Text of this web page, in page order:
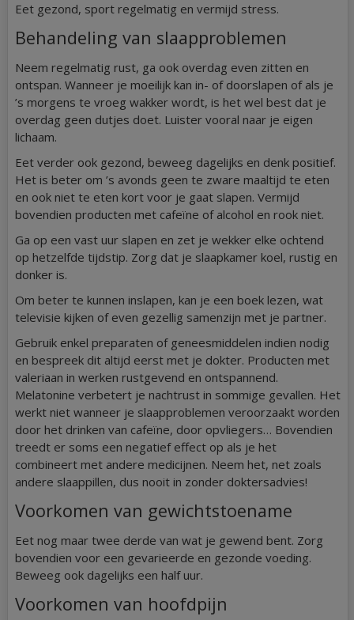
Eet gezond, sport regelmatig en vermijd stress.
Behandeling van slaapproblemen
Neem regelmatig rust, ga ook overdag even zitten en
ontspan. Wanneer je moeilijk kan in- of doorslapen of als je
’s morgens te vroeg wakker wordt, is het wel best dat je
overdag geen dutjes doet. Luister vooral naar je eigen
lichaam.
Eet verder ook gezond, beweeg dagelijks en denk positief.
Het is beter om ’s avonds geen te zware maaltijd te eten
en ook niet te eten kort voor je gaat slapen. Vermijd
bovendien producten met cafeïne of alcohol en rook niet.
Ga op een vast uur slapen en zet je wekker elke ochtend
op hetzelfde tijdstip. Zorg dat je slaapkamer koel, rustig en
donker is.
Om beter te kunnen inslapen, kan je een boek lezen, wat
televisie kijken of even gezellig samenzijn met je partner.
Gebruik enkel preparaten of geneesmiddelen indien nodig
en bespreek dit altijd eerst met je dokter. Producten met
valeriaan in werken rustgevend en ontspannend.
Melatonine verbetert je nachtrust in sommige gevallen. Het
werkt niet wanneer je slaapproblemen veroorzaakt worden
door het drinken van cafeïne, door opvliegers… Bovendien
treedt er soms een negatief effect op als je het
combineert met andere medicijnen. Neem het, net zoals
andere slaappillen, dus nooit in zonder doktersadvies!
Voorkomen van gewichtstoename
Eet nog maar twee derde van wat je gewend bent. Zorg
bovendien voor een gevarieerde en gezonde voeding.
Beweeg ook dagelijks een half uur.
Voorkomen van hoofdpijn